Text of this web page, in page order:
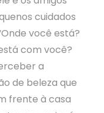
cuidados
você está?
com você?
a
de beleza que
frente à casa